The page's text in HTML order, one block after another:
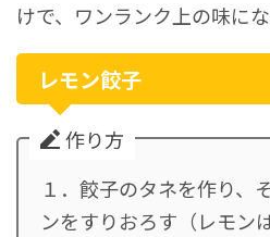
けで、ワンランク上の味に
レモン餃子
作り方
１．餃子のタネを作り、
ンをすりおろす（レモン